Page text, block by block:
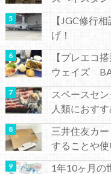
【JGC修行
げ！
【プレエコ
ウェイズ
スペースセ
人類におす
三井住友カ
することや
1年10ヶ月の